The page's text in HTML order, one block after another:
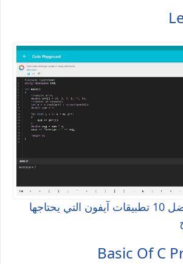
أفضل 10 تطبيقات آيفون التي يحتاجها
Basic Of C